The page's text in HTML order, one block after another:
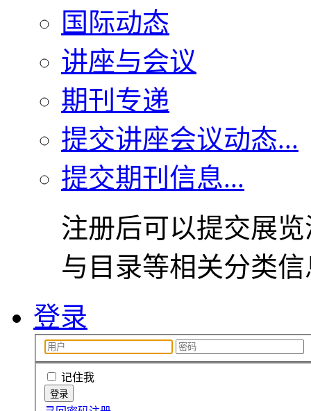
国际动态
讲座与会议
期刊专递
提交讲座会议动态...
提交期刊信息...
注册后可以提交展
与目录等相关分类
登录
记住我